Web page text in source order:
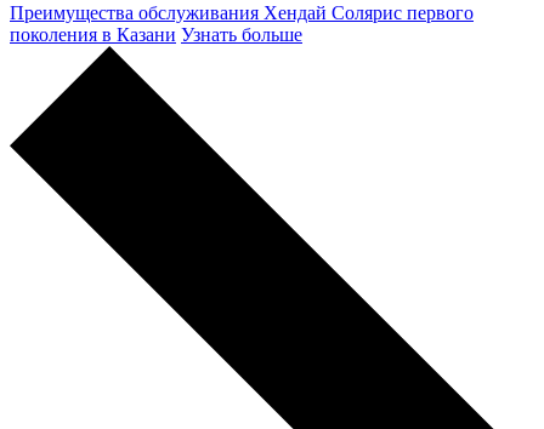
Преимущества обслуживания Хендай Солярис первого
поколения в Казани Узнать больше